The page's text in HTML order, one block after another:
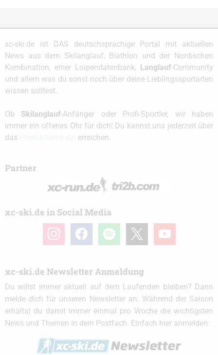
xc-ski.de ist DAS deutschsprachige Portal mit aktuellen
News aus dem Skilanglauf, Biathlon und der Nordischen
Kombination, einer Loipendatenbank,
Langlauf-Community
und allem was du sonst noch über deine Lieblingssportarten
wissen solltest.
Ob Skilanglauf-Anfänger oder Profi-Sportler, wir haben
immer ein offenes Ohr für dich! Du kannst uns jederzeit über
das
erreichen.
Partner
xc-ski.de in Social Media
instagramfacebook spotify youtube
xc-ski.de Newsletter Anmeldung
Du willst immer aktuell auf dem Laufenden bleiben? Dann
melde dich für unseren Newsletter an. Während der Saison
erhältst du damit immer einmal pro Woche die wichtigsten
News und Themen in dein Postfach. Einfach hier anmelden: